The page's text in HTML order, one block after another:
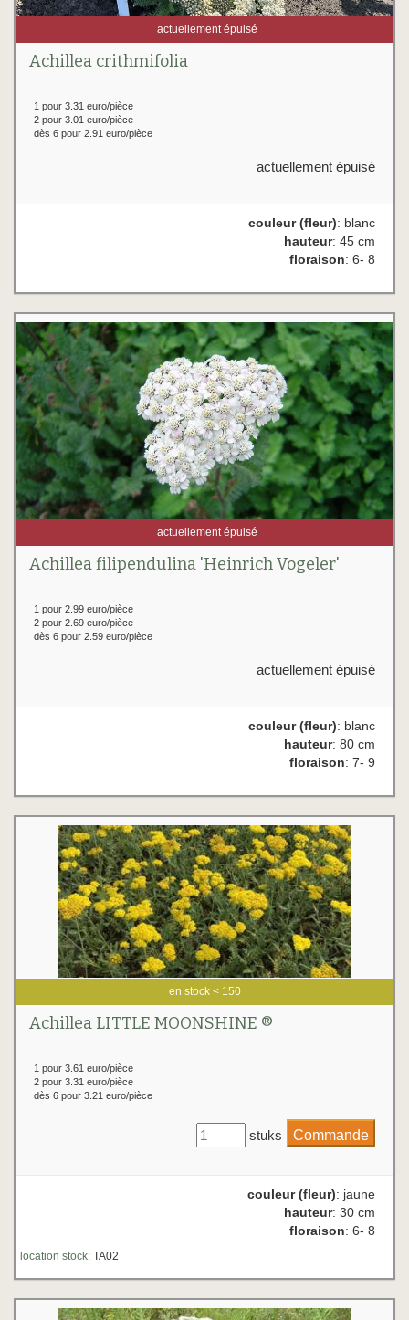
actuellement épuisé
Achillea crithmifolia
1 pour 3.31 euro/pièce
2 pour 3.01 euro/pièce
dès 6 pour 2.91 euro/pièce
actuellement épuisé
couleur (fleur): blanc
hauteur: 45 cm
floraison: 6- 8
actuellement épuisé
Achillea filipendulina 'Heinrich Vogeler'
1 pour 2.99 euro/pièce
2 pour 2.69 euro/pièce
dès 6 pour 2.59 euro/pièce
actuellement épuisé
couleur (fleur): blanc
hauteur: 80 cm
floraison: 7- 9
en stock < 150
Achillea LITTLE MOONSHINE ®
1 pour 3.61 euro/pièce
2 pour 3.31 euro/pièce
dès 6 pour 3.21 euro/pièce
stuks
couleur (fleur): jaune
hauteur: 30 cm
floraison: 6- 8
location stock: TA02